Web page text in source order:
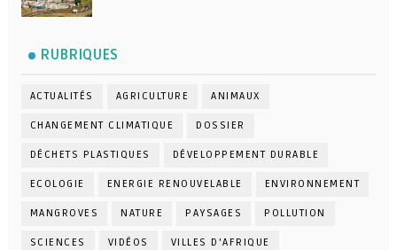
RUBRIQUES
ACTUALITÉS AGRICULTURE ANIMAUX
CHANGEMENT CLIMATIQUE DOSSIER
DÉCHETS PLASTIQUES DÉVELOPPEMENT DURABLE
ECOLOGIE ENERGIE RENOUVELABLE ENVIRONNEMENT
MANGROVES NATURE PAYSAGES POLLUTION
SCIENCES VIDÉOS VILLES D'AFRIQUE